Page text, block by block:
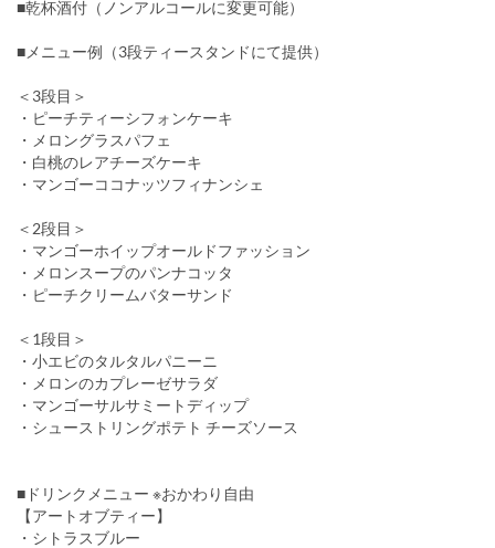
■乾杯酒付（ノンアルコールに変更可能）
■メニュー例（3段ティースタンドにて提供）
＜3段目＞
・ピーチティーシフォンケーキ
・メロングラスパフェ
・白桃のレアチーズケーキ
・マンゴーココナッツフィナンシェ
＜2段目＞
・マンゴーホイップオールドファッション
・メロンスープのパンナコッタ
・ピーチクリームバターサンド
＜1段目＞
・小エビのタルタルパニーニ
・メロンのカプレーゼサラダ
・マンゴーサルサミートディップ
・シューストリングポテト チーズソース
■ドリンクメニュー ※おかわり自由
【アートオブティー】
・シトラスブルー